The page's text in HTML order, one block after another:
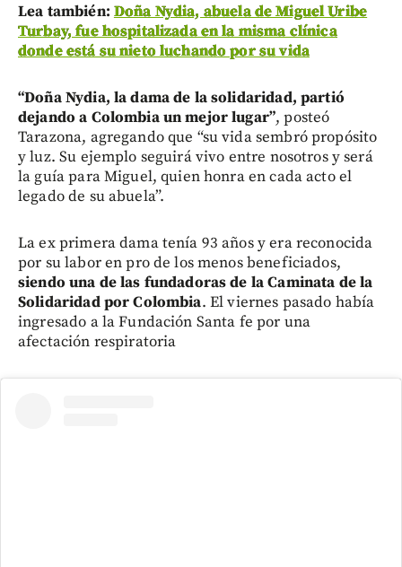
Lea también: Doña Nydia, abuela de Miguel Uribe
Turbay, fue hospitalizada en la misma clínica
donde está su nieto luchando por su vida
“Doña Nydia, la dama de la solidaridad, partió
dejando a Colombia un mejor lugar”, posteó
Tarazona, agregando que “su vida sembró propósito
y luz. Su ejemplo seguirá vivo entre nosotros y será
la guía para Miguel, quien honra en cada acto el
legado de su abuela”.
La ex primera dama tenía 93 años y era reconocida
por su labor en pro de los menos beneficiados,
siendo una de las fundadoras de la Caminata de la
Solidaridad por Colombia. El viernes pasado había
ingresado a la Fundación Santa fe por una
afectación respiratoria